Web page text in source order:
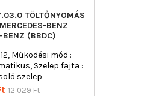
TÖLTŐNYOMÁS
BENZ
BENZ (BBDC)
Működési mód :
Szelep fajta :
szelep
Normál
12 029 Ft